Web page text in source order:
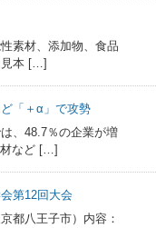
素材、添加物、食品
見本 […]
「＋α」で攻勢
、48.7％の企業が増
材など […]
第12回大会
八王子市）内容：